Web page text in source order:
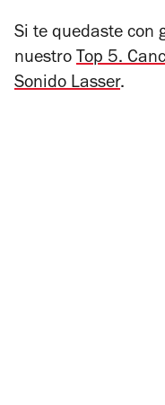
Si te quedaste con
nuestro Top 5.
Sonido Lasser.